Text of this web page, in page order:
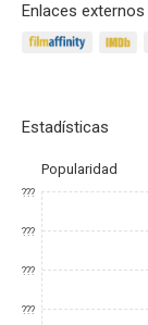
Enlaces externos
Estadísticas
Popularidad
???
???
???
???